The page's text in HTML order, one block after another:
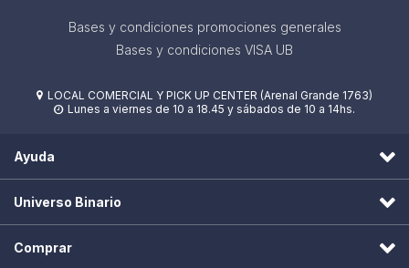
Bases y condiciones promociones generales
Bases y condiciones VISA UB
 LOCAL COMERCIAL Y PICK UP CENTER (Arenal Grande 1763)
 Lunes a viernes de 10 a 18.45 y sábados de 10 a 14hs.
Ayuda
Universo Binario
Comprar